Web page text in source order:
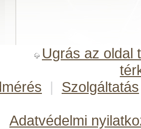
Ugrás az oldal
| Szolgáltatás
Adatvédelmi